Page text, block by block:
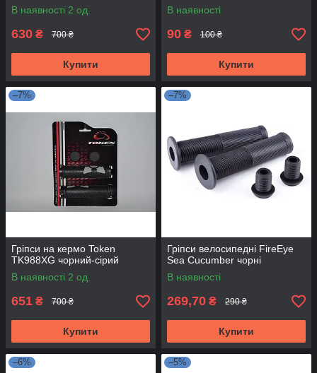
В наявності 2 од.
630 ₴ 700 ₴
Купити
В наявності
90 ₴ 100 ₴
Купити
–7%
Гріпси на кермо Token
TK988XG чорний-сірий
В наявності 2 од.
651 ₴ 700 ₴
Купити
–7%
Гріпси велосипедні FireEye
Sea Cucumber чорні
В наявності
269,70 ₴ 290 ₴
Купити
–6% –5%